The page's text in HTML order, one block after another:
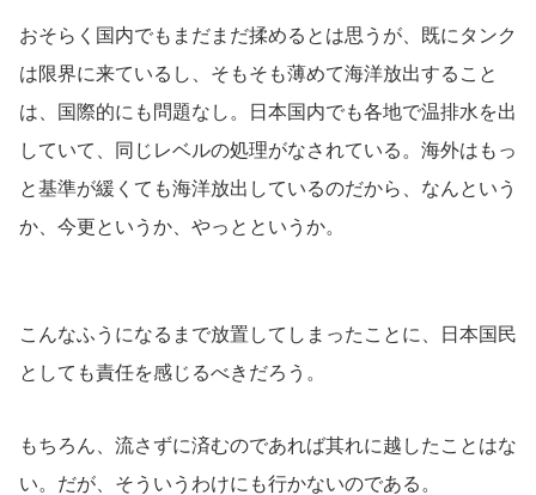
おそらく国内でもまだまだ揉めるとは思うが、既にタンク
は限界に来ているし、そもそも薄めて海洋放出すること
は、国際的にも問題なし。日本国内でも各地で温排水を出
していて、同じレベルの処理がなされている。海外はもっ
と基準が緩くても海洋放出しているのだから、なんという
か、今更というか、やっとというか。
こんなふうになるまで放置してしまったことに、日本国民
としても責任を感じるべきだろう。
もちろん、流さずに済むのであれば其れに越したことはな
い。だが、そういうわけにも行かないのである。